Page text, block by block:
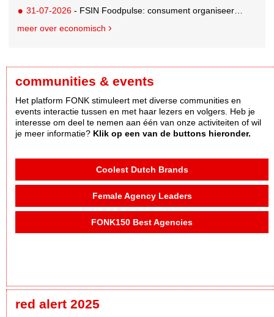
31-07-2026 - FSIN Foodpulse: consument organiseert eet- en koopgedrag bewuster
meer over economisch
communities & events
Het platform FONK stimuleert met diverse communities en
events interactie tussen en met haar lezers en volgers. Heb je
interesse om deel te nemen aan één van onze activiteiten of wil
je meer informatie? Klik op een van de buttons hieronder.
Coolest Dutch Brands
Female Agency Leaders
FONK150 Best Agencies
red alert 2025